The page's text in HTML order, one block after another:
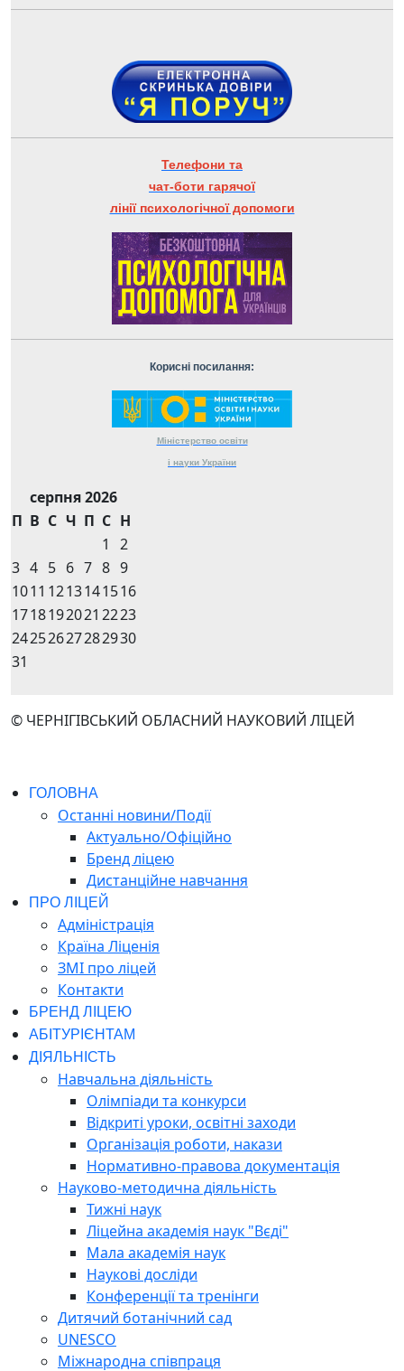
Телефони та
чат-боти гарячої
лінії психологічної допомоги
Корисні посилання:
Міністерство освіти
і науки України
серпня 2026
П В С Ч П С Н
1
2
3 4 5 6 7 8 9
1011 1213141516
1718192021 2223
24252627282930
31
© ЧЕРНІГІВСЬКИЙ ОБЛАСНИЙ НАУКОВИЙ ЛІЦЕЙ
ГОЛОВНА
Останні новини/Події
Актуально/Офіційно
Бренд ліцею
Дистанційне навчання
ПРО ЛІЦЕЙ
Адміністрація
Країна Ліценія
ЗМІ про ліцей
Контакти
БРЕНД ЛІЦЕЮ
АБІТУРІЄНТАМ
ДІЯЛЬНІСТЬ
Навчальна діяльність
Олімпіади та конкурси
Відкриті уроки, освітні заходи
Організація роботи, накази
Нормативно-правова документація
Науково-методична діяльність
Тижні наук
Ліцейна академія наук "Вєді"
Мала академія наук
Наукові досліди
Конференції та тренінги
Дитячий ботанічний сад
UNESCO
Міжнародна співпраця